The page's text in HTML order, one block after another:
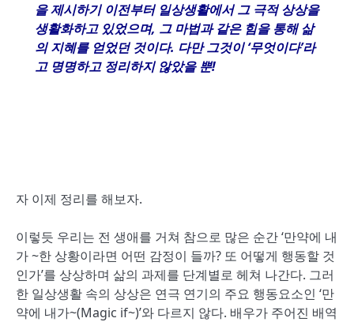
을 제시하기 이전부터 일상생활에서 그 극적 상상을
생활화하고 있었으며, 그 마법과 같은 힘을 통해 삶
의 지혜를 얻었던 것이다. 다만 그것이‘무엇이다’라
고 명명하고 정리하지 않았을 뿐!
자 이제 정리를 해보자.
이렇듯 우리는 전 생애를 거쳐 참으로 많은 순간 ‘만약에 내
가 ~한 상황이라면 어떤 감정이 들까? 또 어떻게 행동할 것
인가’를 상상하며 삶의 과제를 단계별로 헤쳐 나간다. 그러
한 일상생활 속의 상상은 연극 연기의 주요 행동요소인 ‘만
약에 내가~(Magic if~)’와 다르지 않다. 배우가 주어진 배역